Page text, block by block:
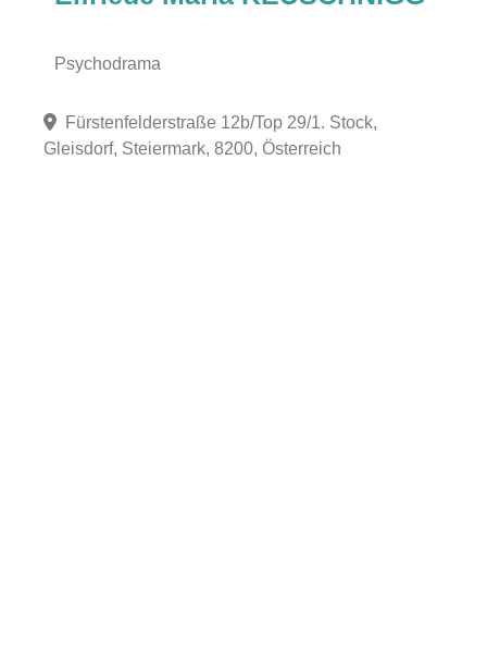
Psychodrama
Fürstenfelderstraße 12b/Top 29/1. Stock,
Gleisdorf, Steiermark, 8200, Österreich